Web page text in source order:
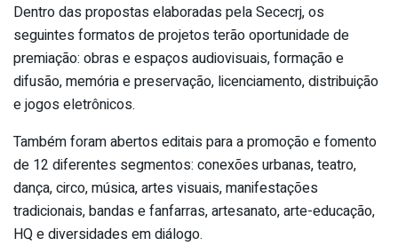
Dentro das propostas elaboradas pela Sececrj, os
seguintes formatos de projetos terão oportunidade de
premiação: obras e espaços audiovisuais, formação e
difusão, memória e preservação, licenciamento, distribuição
e jogos eletrônicos.
Também foram abertos editais para a promoção e fomento
de 12 diferentes segmentos: conexões urbanas, teatro,
dança, circo, música, artes visuais, manifestações
tradicionais, bandas e fanfarras, artesanato, arte-educação,
HQ e diversidades em diálogo.